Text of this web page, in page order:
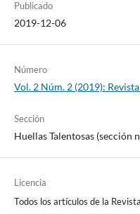
Publicado
2019-12-06
Número
Vol. 2 Núm. 2 (2019):
Sección
Huellas Talentosas (sección
Licencia
Todos los artículos de la